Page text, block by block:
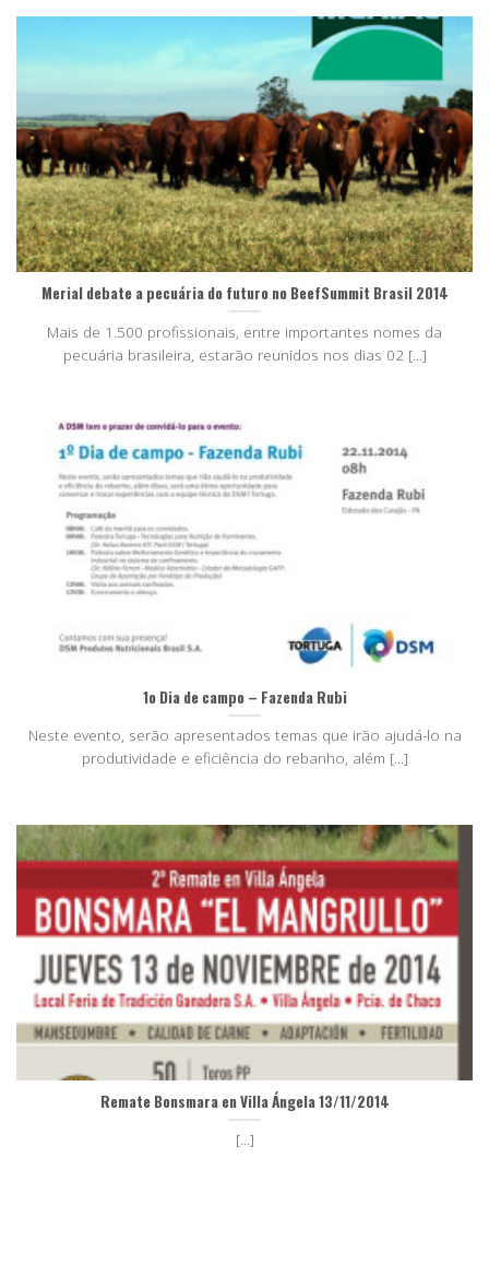
Merial debate a pecuária do futuro no BeefSummit Brasil 2014
Mais de 1.500 profissionais, entre importantes nomes da
pecuária brasileira, estarão reunidos nos dias 02 [...]
1o Dia de campo – Fazenda Rubi
Neste evento, serão apresentados temas que irão ajudá-lo na
produtividade e eficiência do rebanho, além [...]
Remate Bonsmara en Villa Ángela 13/11/2014
[...]